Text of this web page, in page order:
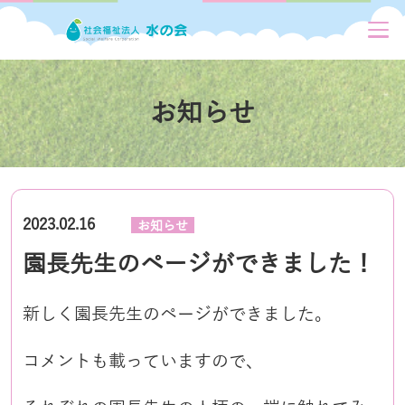
お知らせ
2023.02.16 お知らせ
園長先生のページができました！
新しく園長先生のページができました。
コメントも載っていますので、